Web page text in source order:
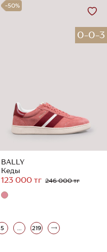
-50%
0-0-3
BALLY
Кеды
123 000 тг 246 000 тг
5 ... 219